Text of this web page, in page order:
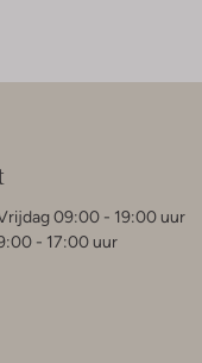
09:00 - 19:00 uur
- 17:00 uur